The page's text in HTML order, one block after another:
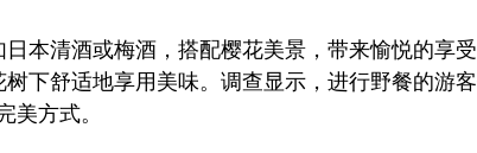
本清酒或梅酒，搭配樱花美景，带来愉悦的享
下舒适地享用美味。调查显示，进行野餐的游
美方式。